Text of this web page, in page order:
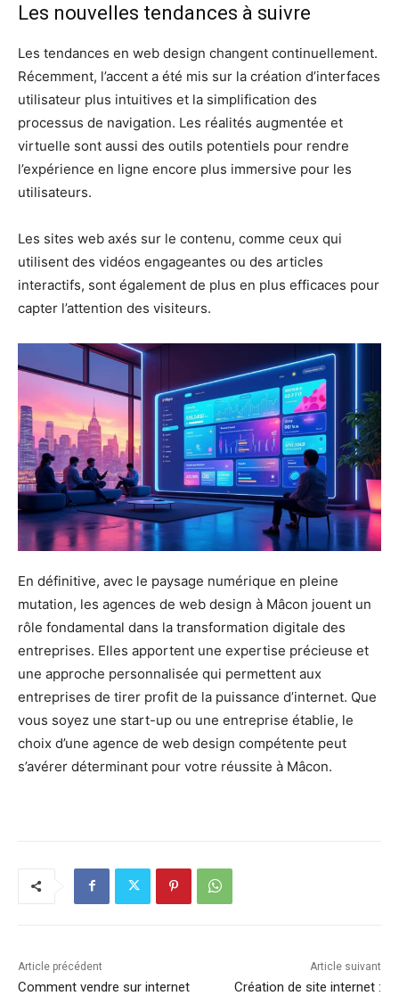
Les nouvelles tendances à suivre
Les tendances en web design changent continuellement.
Récemment, l’accent a été mis sur la création d’interfaces
utilisateur plus intuitives et la simplification des
processus de navigation. Les réalités augmentée et
virtuelle sont aussi des outils potentiels pour rendre
l’expérience en ligne encore plus immersive pour les
utilisateurs.
Les sites web axés sur le contenu, comme ceux qui
utilisent des vidéos engageantes ou des articles
interactifs, sont également de plus en plus efficaces pour
capter l’attention des visiteurs.
En définitive, avec le paysage numérique en pleine
mutation, les agences de web design à Mâcon jouent un
rôle fondamental dans la transformation digitale des
entreprises. Elles apportent une expertise précieuse et
une approche personnalisée qui permettent aux
entreprises de tirer profit de la puissance d’internet. Que
vous soyez une start-up ou une entreprise établie, le
choix d’une agence de web design compétente peut
s’avérer déterminant pour votre réussite à Mâcon.
Article précédent
Comment vendre sur internet
Article suivant
Création de site internet :